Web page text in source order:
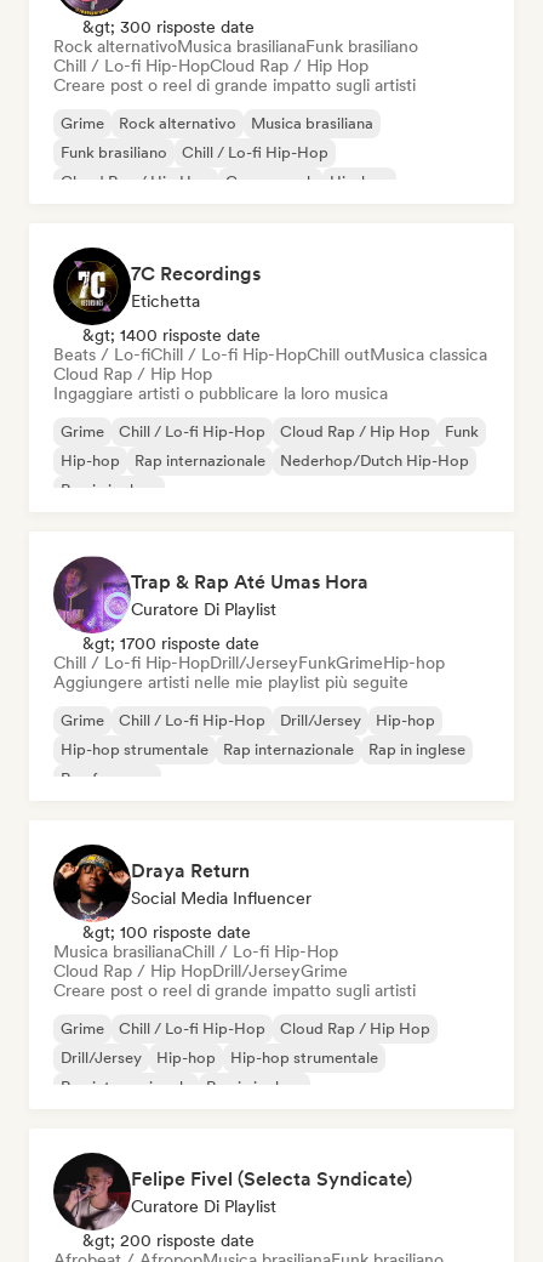
&gt; 300 risposte date
Rock alternativoMusica brasilianaFunk brasiliano
Chill / Lo-fi Hip-HopCloud Rap / Hip Hop
Creare post o reel di grande impatto sugli artisti
Grime Rock alternativo
Musica brasiliana
Funk brasiliano
Chill / Lo-fi Hip-Hop
Cloud Rap / Hip Hop
Garage rock Hip-hop
7C Recordings
Etichetta
&gt; 1400 risposte date
Beats / Lo-fiChill / Lo-fi Hip-HopChill outMusica classica
Cloud Rap / Hip Hop
Ingaggiare artisti o pubblicare la loro musica
Grime Chill / Lo-fi Hip-Hop Cloud Rap / Hip Hop
Funk
Hip-hop
Rap internazionale
Nederhop/Dutch Hip-Hop
Rap in inglese
Trap & Rap Até Umas Hora
Curatore Di Playlist
&gt; 1700 risposte date
Chill / Lo-fi Hip-HopDrill/JerseyFunkGrimeHip-hop
Aggiungere artisti nelle mie playlist più seguite
Grime Chill / Lo-fi Hip-Hop Drill/Jersey
Hip-hop
Hip-hop strumentale
Rap internazionale
Rap in inglese
Rap francese
Draya Return
Social Media Influencer
&gt; 100 risposte date
Musica brasilianaChill / Lo-fi Hip-Hop
Cloud Rap / Hip HopDrill/JerseyGrime
Creare post o reel di grande impatto sugli artisti
Grime Chill / Lo-fi Hip-Hop
Cloud Rap / Hip Hop
Drill/Jersey
Hip-hop
Hip-hop strumentale
Rap internazionale
Rap in inglese
Felipe Fivel (Selecta Syndicate)
Curatore Di Playlist
&gt; 200 risposte date